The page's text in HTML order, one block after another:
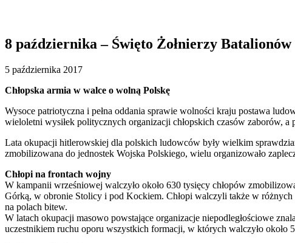
8 października – Święto Żołnierzy Batalionów
5 października 2017
Chłopska armia w walce o wolną Polskę
Wysoce patriotyczna i pełna oddania sprawie wolności kraju postawa
wieloletni wysiłek politycznych organizacji chłopskich czasów zaborów, a
Lata okupacji hitlerowskiej dla polskich ludowców były wielkim
zmobilizowana do jednostek Wojska Polskiego, wielu organizowało
Chłopi na frontach wojny
W kampanii wrześniowej walczyło około 630 tysięcy chłopów
Górką, w obronie Stolicy i pod Kockiem. Chłopi walczyli także w
na polach bitew.
W latach okupacji masowo powstające organizacje niepodległościowe
uczestnikiem ruchu oporu wszystkich formacji, w których walczyło